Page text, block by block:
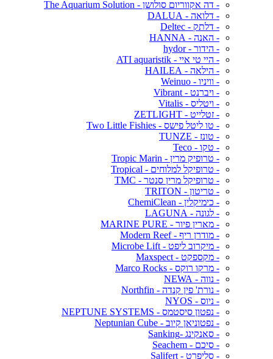
- דה אקווריום סולושן - The Aquarium Solution
- דלואה - DALUA
- דלתק - Deltec
- האנה - HANNA
- הידור - hydor
- היי טי איי - ATI aquaristik
- הילאה - HAILEA
- וויניו - Weinuo
- ויברנט - Vibrant
- ויטליס - Vitalis
- זטלייט - ZETLIGHT
- טו ליטל פישס - Two Little Fishies
- טונז - TUNZE
- טקו - Teco
- טרופיק מרין - Tropic Marin
- טרופיקל למלוחים - Tropical
- טרופיקל מרין סנטר - TMC
- טריטון - TRITON
- כימיקלין - ChemiClean
- לגונה - LAGUNA
- מארין פיור - MARINE PURE
- מודרן ריף - Modern Reef
- מיקרוב ליפט - Microbe Lift
- מקספקט - Maxspect
- מרקו רוקס - Marco Rocks
- נווה - NEWA
- נורת' פין קנדה - Northfin
- ניוס - NYOS
- נפטון סיסטמס - NEPTUNE SYSTEMS
- נפטוניאן קיוב - Neptunian Cube
- סאנקינג -Sanking
- סיכם - Seachem
- סליפרט - Salifert